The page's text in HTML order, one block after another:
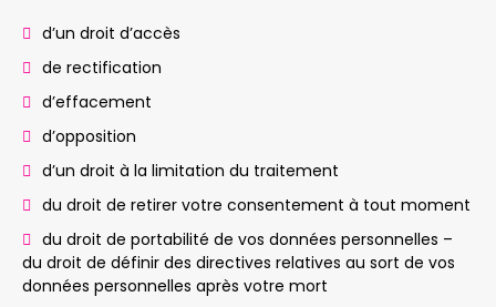
d’un droit d’accès
de rectification
d’effacement
d’opposition
d’un droit à la limitation du traitement
du droit de retirer votre consentement à tout moment
du droit de portabilité de vos données personnelles –
du droit de définir des directives relatives au sort de vos
données personnelles après votre mort